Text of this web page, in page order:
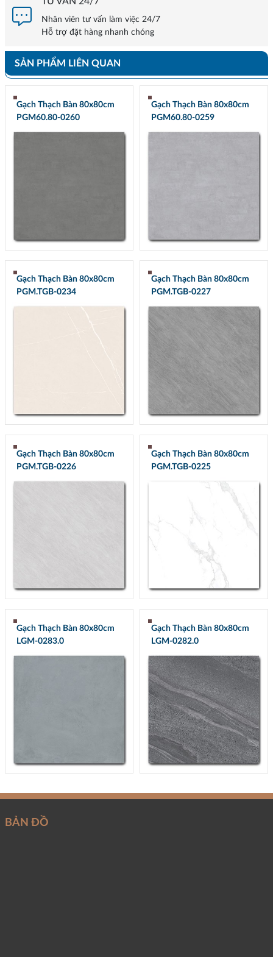
Nhân viên tư vấn làm việc 24/7
Hỗ trợ đặt hàng nhanh chóng
SẢN PHẨM LIÊN QUAN
Gạch Thạch Bàn 80x80cm
PGM60.80-0260
Gạch Thạch Bàn 80x80cm
PGM60.80-0259
Gạch Thạch Bàn 80x80cm
PGM.TGB-0234
Gạch Thạch Bàn 80x80cm
PGM.TGB-0227
Gạch Thạch Bàn 80x80cm
PGM.TGB-0226
Gạch Thạch Bàn 80x80cm
PGM.TGB-0225
Gạch Thạch Bàn 80x80cm
LGM-0283.0
Gạch Thạch Bàn 80x80cm
LGM-0282.0
BẢN ĐỒ